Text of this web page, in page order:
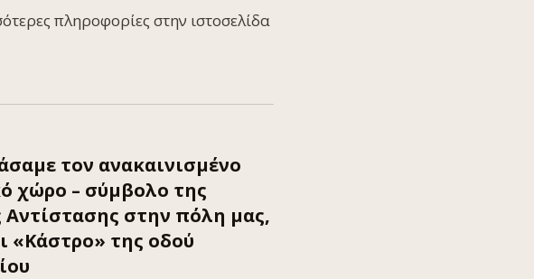
πληροφορίες στην ιστοσελίδα
τον ανακαινισμένο
χώρο – σύμβολο της
Αντίστασης στην πόλη μας,
«Κάστρο» της οδού